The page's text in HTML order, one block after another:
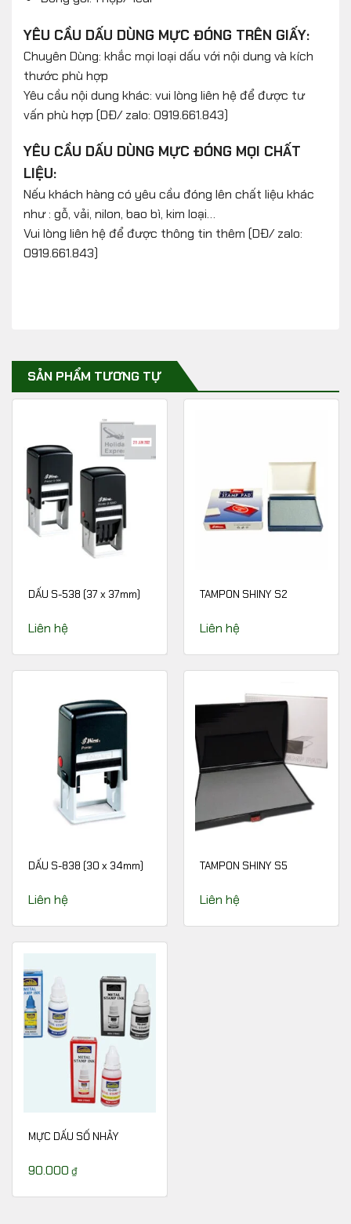
YÊU CẦU DẤU DÙNG MỰC ĐÓNG TRÊN GIẤY:
Chuyên Dùng: khắc mọi loại dấu với nội dung và kích
thước phù hợp
Yêu cầu nội dung khác: vui lòng liên hệ để được tư
vấn phù hợp (DĐ/ zalo: 0919.661.843)
YÊU CẦU DẤU DÙNG MỰC ĐÓNG MỌI CHẤT
LIỆU:
Nếu khách hàng có yêu cầu đóng lên chất liệu khác
như : gỗ, vải, nilon, bao bì, kim loại…
Vui lòng liên hệ để được thông tin thêm (DĐ/ zalo:
0919.661.843)
SẢN PHẨM TƯƠNG TỰ
DẤU S-538 (37 x 37mm)
Liên hệ
TAMPON SHINY S2
Liên hệ
DẤU S-838 (30 x 34mm)
Liên hệ
TAMPON SHINY S5
Liên hệ
MỰC DẤU SỐ NHẢY
90.000 ₫